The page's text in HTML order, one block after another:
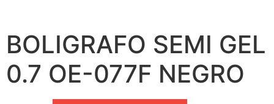
BOLIGRAFO SEMI GEL
0.7 OE-077F NEGRO